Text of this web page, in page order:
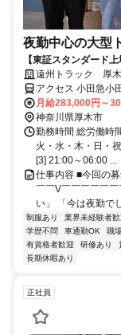
夜勤中心の大型
【東証スタンダード
30万3000円＆賞与年
配送のため「長期安定
遠州トラック 厚
アクセス 小田急小
分、小田急小田原
田急小田原線/東京
月給283,000円～
神奈川県厚木市
勤務時間 総労働時
火・水・木・日・
[3] 21:00～06:00 ...
仕事内容 ■今回の
￣￣V￣￣￣￣￣
い」 「今は夜勤で
制服あり 業界未経験者歓
学歴不問
車通勤OK 職
有資格者歓迎
研修あり
長期休暇あり
正社員